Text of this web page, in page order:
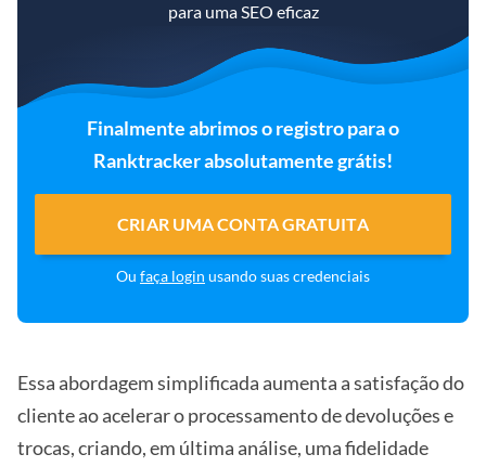
para uma SEO eficaz
Finalmente abrimos o registro para o
Ranktracker absolutamente grátis!
CRIAR UMA CONTA GRATUITA
Ou faça login usando suas credenciais
Essa abordagem simplificada aumenta a satisfação do
cliente ao acelerar o processamento de devoluções e
trocas, criando, em última análise, uma fidelidade